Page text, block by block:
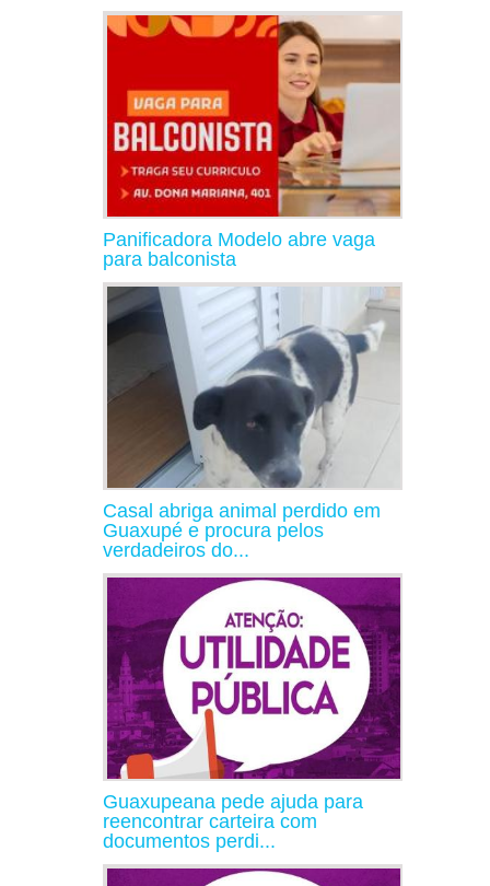
Panificadora Modelo abre vaga
para balconista
Casal abriga animal perdido em
Guaxupé e procura pelos
verdadeiros do...
Guaxupeana pede ajuda para
reencontrar carteira com
documentos perdi...